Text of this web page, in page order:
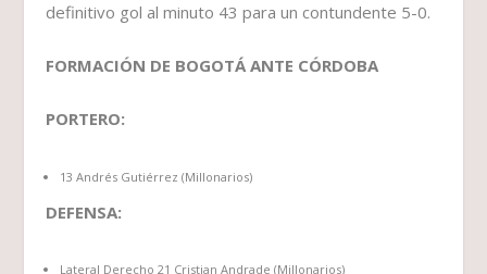
definitivo gol al minuto 43 para un contundente 5-0.
FORMACIÓN DE BOGOTÁ ANTE CÓRDOBA
PORTERO:
13 Andrés Gutiérrez (Millonarios)
DEFENSA:
Lateral Derecho 21 Cristian Andrade (Millonarios)